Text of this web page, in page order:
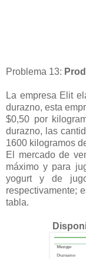
Problema 13:
La empresa Elit
durazno, esta
$0,50 por
durazno, las
1600 kilogramos
El mercado de
máximo y para
yogurt y de
respectivamente;
tabla.